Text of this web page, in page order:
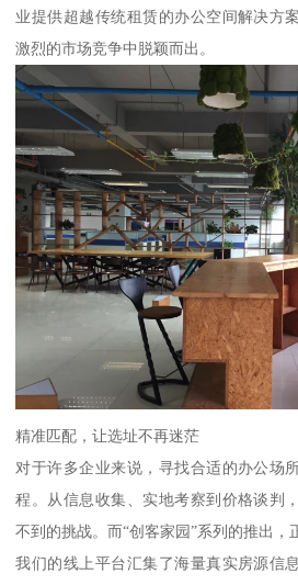
业提供超越传统租赁的办公空间解决方
激烈的市场竞争中脱颖而出。
精准匹配，让选址不再迷茫
对于许多企业来说，寻找合适的办公场
程。从信息收集、实地考察到价格谈判
不到的挑战。而“创客家园”系列的推出，
我们的线上平台汇集了海量真实房源信